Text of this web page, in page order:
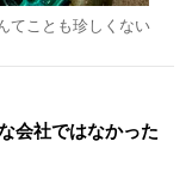
てことも珍しくない
会社ではなかった